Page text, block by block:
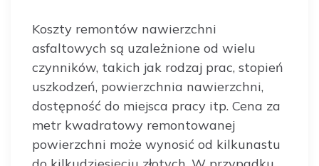
Koszty remontów nawierzchni
asfaltowych są uzależnione od wielu
czynników, takich jak rodzaj prac, stopień
uszkodzeń, powierzchnia nawierzchni,
dostępność do miejsca pracy itp. Cena za
metr kwadratowy remontowanej
powierzchni może wynosić od kilkunastu